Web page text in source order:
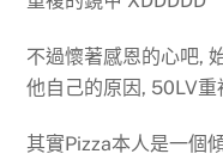
不過懷著感恩的心吧,
他自己的原因, 50LV
其實Pizza本人是一個